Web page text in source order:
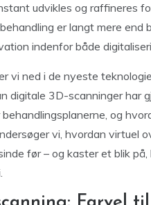
udvikles og raffineres
er langt mere
indenfor både
vi ned i de nyeste
digitale 3D-scanninger har
og
vi, hvordan virtuel
før – og kaster et blik